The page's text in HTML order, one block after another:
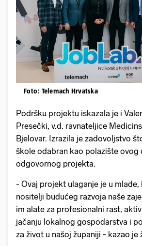
Foto: Telemach Hrvatska
Podršku projektu iskazala je i
Presečki, v.d. ravnateljice
Bjelovar. Izrazila je zadovoljstvo
škole odabran kao polazište ovog
odgovornog projekta.
- Ovaj projekt ulaganje je u mlade,
nositelji budućeg razvoja naše
im alate za profesionalni rast,
jačanju lokalnog gospodarstva i
za život u našoj županiji - kazao je